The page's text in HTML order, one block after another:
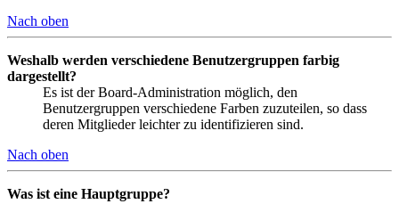
Nach oben
Weshalb werden verschiedene Benutzergruppen farbig
dargestellt?
Es ist der Board-Administration möglich, den
Benutzergruppen verschiedene Farben zuzuteilen, so dass
deren Mitglieder leichter zu identifizieren sind.
Nach oben
Was ist eine Hauptgruppe?